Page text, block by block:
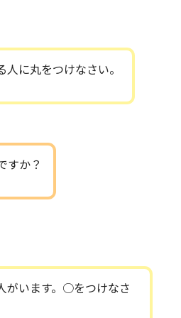
に丸をつけなさい。
すか？
がいます。○をつけなさ